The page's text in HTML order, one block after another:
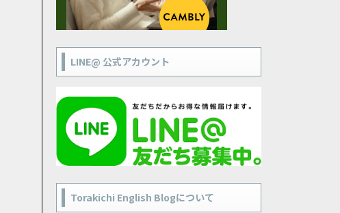
LINE@ 公式アカウント
Torakichi English Blogについて